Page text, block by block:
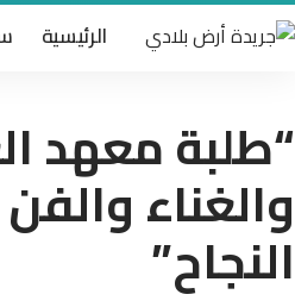
الرئيسية
“طلبة معهد
والغناء
النجاح”